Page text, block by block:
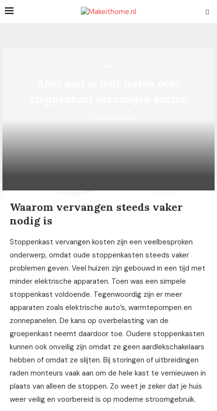
Waarom vervangen steeds vaker
nodig is
Stoppenkast vervangen kosten zijn een veelbesproken
onderwerp, omdat oude stoppenkasten steeds vaker
problemen geven. Veel huizen zijn gebouwd in een tijd met
minder elektrische apparaten. Toen was een simpele
stoppenkast voldoende. Tegenwoordig zijn er meer
apparaten zoals elektrische auto’s, warmtepompen en
zonnepanelen. De kans op overbelasting van de
groepenkast neemt daardoor toe. Oudere stoppenkasten
kunnen ook onveilig zijn omdat ze geen aardlekschakelaars
hebben of omdat ze slijten. Bij storingen of uitbreidingen
raden monteurs vaak aan om de hele kast te vernieuwen in
plaats van alleen de stoppen. Zo weet je zeker dat je huis
weer veilig en voorbereid is op moderne stroomgebruik.